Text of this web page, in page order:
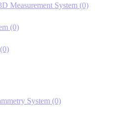
Measurement System (0)
(0)
(0)
System (0)